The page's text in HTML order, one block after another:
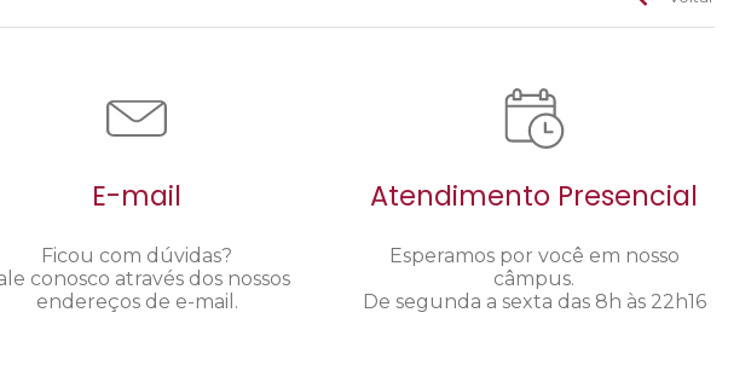
E-mail
Ficou com dúvidas?
conosco através dos nossos
endereços de e-mail.
Atendimento Presencial
Esperamos por você em nosso
câmpus.
De segunda a sexta das 8h às 22h16